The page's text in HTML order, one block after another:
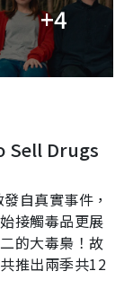
+4
Sell Drugs
自真實事件，
接觸毒品更展
的大毒梟！故
推出兩季共12